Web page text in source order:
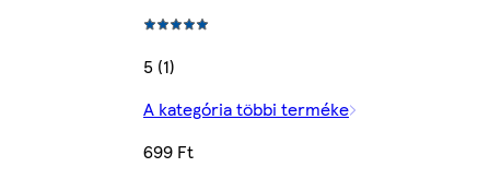
5 (1)
A kategória többi terméke
699 Ft